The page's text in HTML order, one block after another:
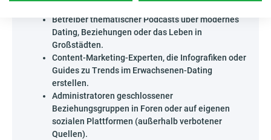
Betreiber thematischer Podcasts über modernes
Dating, Beziehungen oder das Leben in
Großstädten.
Content-Marketing-Experten, die Infografiken oder
Guides zu Trends im Erwachsenen-Dating
erstellen.
Administratoren geschlossener
Beziehungsgruppen in Foren oder auf eigenen
sozialen Plattformen (außerhalb verbotener
Quellen).